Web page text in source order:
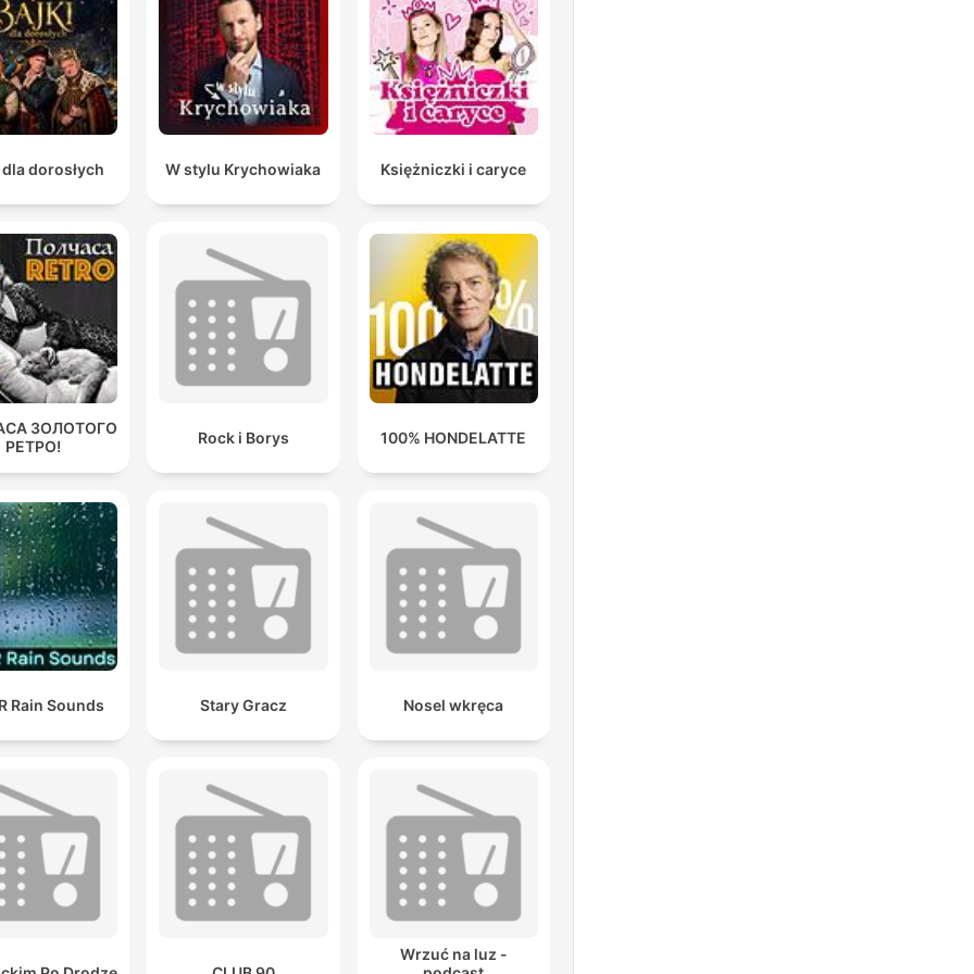
Jeg hater byråkati, og jeg hater fjernhilling. Men sist
nevnte, jeg hater det enda sterkere for meg.
00:36:37 · The host expresses their strong dislike for remote
healing as they cast a vote in the segment's nomination debate.
dorosłych W stylu Krychowiaka Księżniczki i caryce
ЗОЛОТОГО
РЕТРО!
Rock i Borys 100% HONDELATTE
Rain Sounds Stary Gracz Nosel wkręca
Wrzuć na luz -